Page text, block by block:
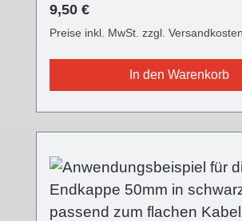
Endkappe ist in drei verschiedenen
Oberflächen farblich passend für
Kabelkanalvarianten und setzt
modernen Akzent. Die Front ist mit
das offene Ende des Kabelkanals
aufgesteckt. Zusätzlich befinden
runde Bereiche an der Endkappe,
besten mit einem Cuttermesser,
ausgeschnitten werden können,
Kabel mit einem maximalen
Regulärer Preis:
9,50 €
Preise inkl. MwSt. zzgl. Versandkosten
In den Warenkorb